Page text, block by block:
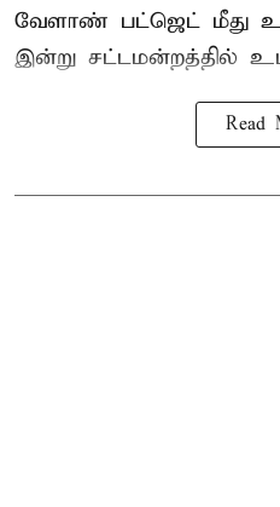
வேளாண் பட்ஜெட் மீது
இன்று சட்டமன்றத்தில்
Read